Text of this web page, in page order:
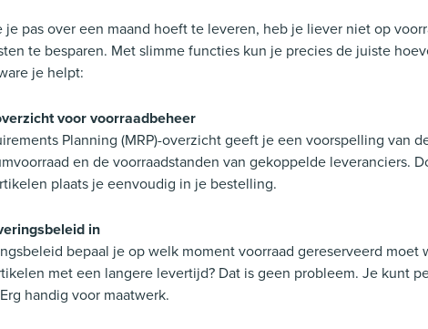
pas over een maand hoeft te leveren, heb je liever niet op
te besparen. Met slimme functies kun je precies de juiste
je helpt:
voor voorraadbeheer
Planning (MRP)-overzicht geeft je een voorspelling van
en de voorraadstanden van gekoppelde
plaats je eenvoudig in je bestelling.
in
bepaal je op welk moment voorraad gereserveerd
met een langere levertijd? Dat is geen probleem. Je kunt
handig voor maatwerk.